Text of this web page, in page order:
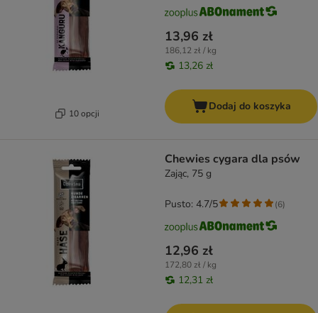
10 opcji
13,96 zł
186,12 zł / kg
13,26 zł
Dodaj do koszyka
Chewies cygara dla psów
Zając, 75 g
12,96 zł
172,80 zł / kg
12,31 zł
Pusto: 4.7/5 (6)